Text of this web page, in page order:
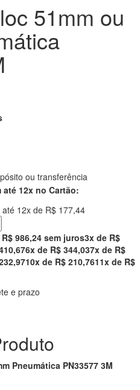
51mm ou
ou transferência
até 12x no Cartão:
12x de R$ 177,44
986,24 sem juros3x de R$
6x de R$ 344,037x de R$
10x de R$ 210,7611x de R$
e prazo
Pneumática PN33577 3M